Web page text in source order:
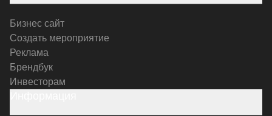
Бизнес сайт
Создать мероприятие
Реклама
Брендбук
Инвесторам